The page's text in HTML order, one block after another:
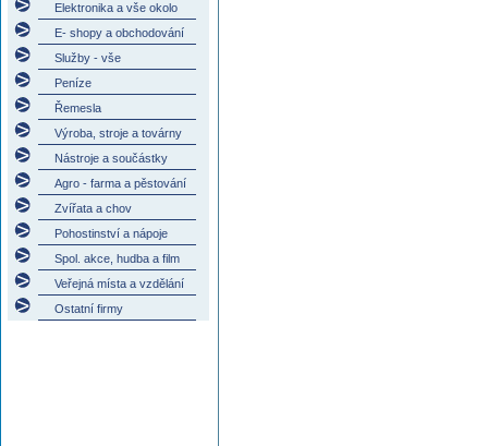
Elektronika a vše okolo
E- shopy a obchodování
Služby - vše
Peníze
Řemesla
Výroba, stroje a továrny
Nástroje a součástky
Agro - farma a pěstování
Zvířata a chov
Pohostinství a nápoje
Spol. akce, hudba a film
Veřejná místa a vzdělání
Ostatní firmy